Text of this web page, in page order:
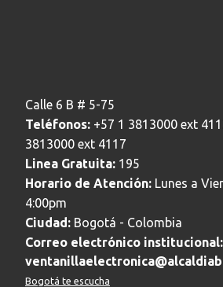
Calle 6 B # 5-75
Teléfonos: +57 1 3813000 ext
3813000 ext 4117
Linea Gratuita: 195
Horario de Atención: Lunes a
4:00pm
Ciudad: Bogotá - Colombia
Correo electrónico institucional:
Bogotá te escucha